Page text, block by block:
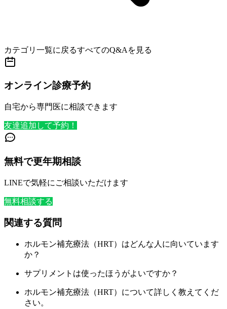
カテゴリ一覧に戻るすべてのQ&Aを見る
オンライン診療予約
自宅から専門医に相談できます
友達追加して予約！
無料で更年期相談
LINEで気軽にご相談いただけます
無料相談する
関連する質問
ホルモン補充療法（HRT）はどんな人に向いています
か？
サプリメントは使ったほうがよいですか？
ホルモン補充療法（HRT）について詳しく教えてくだ
さい。